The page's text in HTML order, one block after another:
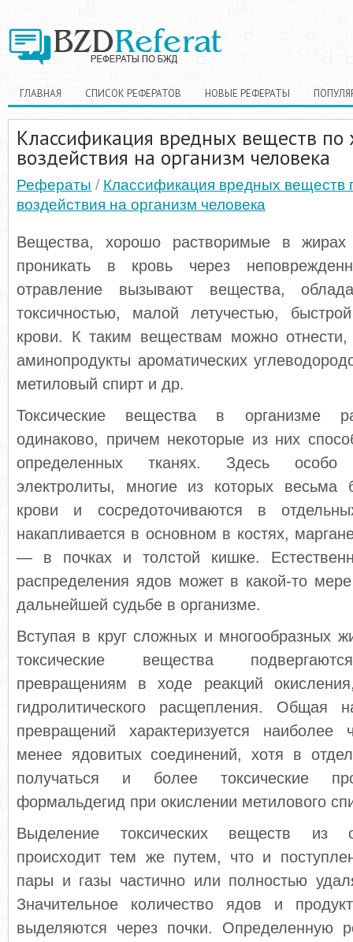
ГЛАВНАЯ СПИСОК РЕФЕРАТОВ НОВЫЕ РЕФЕРАТЫ
Классификация вредных веществ по
воздействия на организм человека
Рефераты / Классификация вредных веществ
воздействия на организм человека
Вещества, хорошо растворимые в
проникать в кровь через
отравление вызывают вещества,
токсичностью, малой летучестью,
крови. К таким веществам можно
аминопродукты ароматических
метиловый спирт и др.
Токсические вещества в организме
одинаково, причем некоторые из них
определенных тканях. Здесь
электролиты, многие из которых весьма
крови и сосредоточиваются в
накапливается в основном в костях,
— в почках и толстой кишке.
распределения ядов может в какой-то
дальнейшей судьбе в организме.
Вступая в круг сложных и многообразных
токсические вещества
превращениям в ходе реакций
гидролитического расщепления. Общая
превращений характеризуется наиболее
менее ядовитых соединений, хотя в
получаться и более токсические
формальдегид при окислении метилово­го
Выделение токсических веществ из
происходит тем же путем, что и
пары и газы частично или полностью
Значительное количество ядов и
выделяются через почки. Определенную